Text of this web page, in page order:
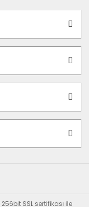
SSL sertifikası ile